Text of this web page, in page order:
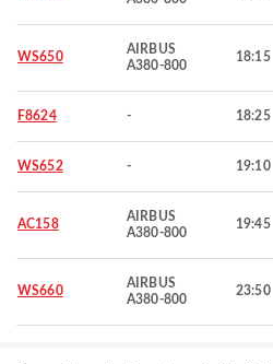
WS650
AIRBUS
A380-800
18:15
F8624 - 18:25
WS652 - 19:10
AC158
AIRBUS
A380-800
19:45
WS660
AIRBUS
A380-800
23:50